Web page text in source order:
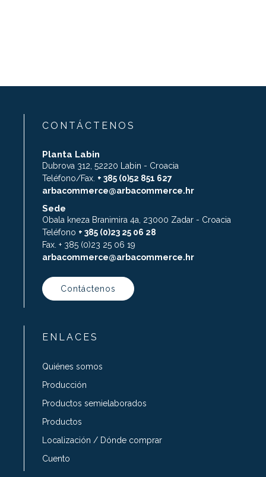
CONTÁCTENOS
Planta Labin
Dubrova 312, 52220 Labin - Croacia
Teléfono/Fax. + 385 (0)52 851 627
arbacommerce@arbacommerce.hr
Sede
Obala kneza Branimira 4a, 23000 Zadar - Croacia
Teléfono + 385 (0)23 25 06 28
Fax. + 385 (0)23 25 06 19
arbacommerce@arbacommerce.hr
Contáctenos
ENLACES
Quiénes somos
Producción
Productos semielaborados
Productos
Localización / Dónde comprar
Cuento